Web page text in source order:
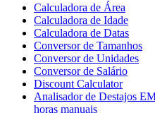
Calculadora de Área
Calculadora de Idade
Calculadora de Datas
Conversor de Tamanhos
Conversor de Unidades
Conversor de Salário
Discount Calculator
Analisador de Destajos
horas manuais